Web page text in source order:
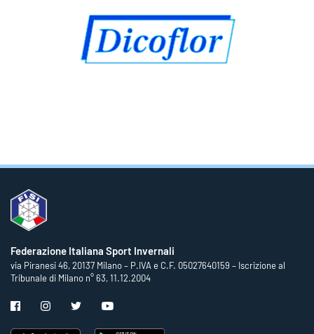
Federazione Italiana Sport Invernali
via Piranesi 46, 20137 Milano – P.IVA e C.F. 05027640159 – Iscrizione al
Tribunale di Milano n° 63, 11.12.2004